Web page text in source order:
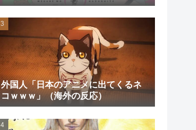
回も飛ばしたことないわ」（海外の
反応）
外国人「日本のアニメに出てくるネ
コｗｗｗ」（海外の反応）